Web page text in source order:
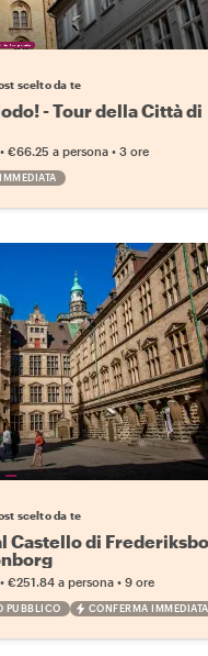
local preferito
scelto da te
- Tour della Città di
€66.25 a persona• 3 ore
local preferito
scelto da te
Castello di
€251.84 a persona• 9 ore
PUBBLICO CONFERMA IMMEDIATA